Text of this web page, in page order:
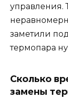
управления.
заметили
термопара
Сколько
замены